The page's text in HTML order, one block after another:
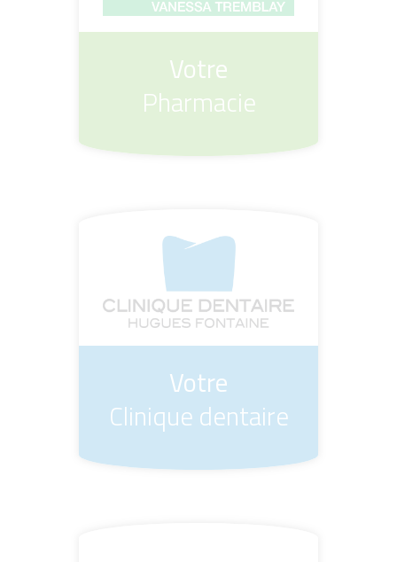
Votre
Pharmacie
Votre
Clinique dentaire